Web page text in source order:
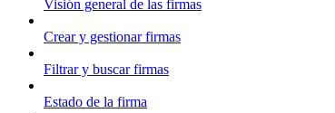
Visión general de las firmas
Crear y gestionar firmas
Filtrar y buscar firmas
Estado de la firma